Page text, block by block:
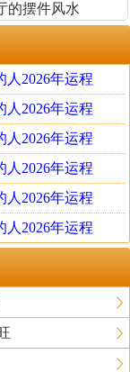
的摆件风水
人2026年运程
人2026年运程
人2026年运程
人2026年运程
人2026年运程
人2026年运程